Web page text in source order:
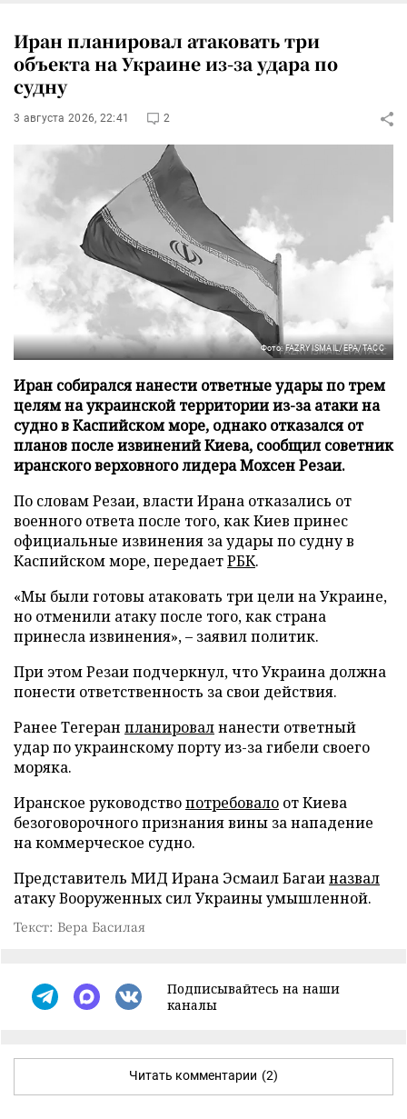
Иран планировал атаковать три
объекта на Украине из-за удара по
судну
3 августа 2026, 22:41 2
Фото: FAZRY ISMAIL/EPA/ТАСС
Иран собирался нанести ответные удары по трем
целям на украинской территории из-за атаки на
судно в Каспийском море, однако отказался от
планов после извинений Киева, сообщил советник
иранского верховного лидера Мохсен Резаи.
По словам Резаи, власти Ирана отказались от
военного ответа после того, как Киев принес
официальные извинения за удары по судну в
Каспийском море, передаетРБК.
«Мы были готовы атаковать три цели на Украине,
но отменили атаку после того, как страна
принесла извинения», – заявил политик.
При этом Резаи подчеркнул, что Украина должна
понести ответственность за свои действия.
Ранее Тегеран планировалнанести ответный
удар по украинскому порту из-за гибели своего
моряка.
Иранское руководствопотребовало от Киева
безоговорочного признания вины за нападение
на коммерческое судно.
Представитель МИД Ирана Эсмаил Багаиназвал
атаку Вооруженных сил Украины умышленной.
Текст: Вера Басилая
Подписывайтесь на наши
каналы
Читать комментарии (2)